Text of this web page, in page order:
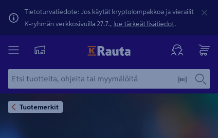
Tietoturvatiedote: Jos käytät kryptolompakkoa ja vierailit
K-ryhmän verkkosivuilla 27.7., lue tärkeät lisätiedot.
Tuotemerkit